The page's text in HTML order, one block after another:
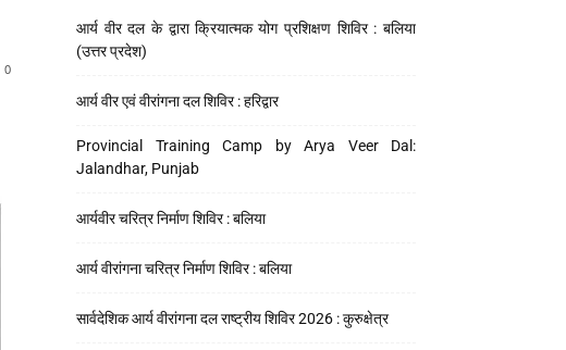
0
आर्य वीर दल के द्वारा क्रियात्मक योग प्रशिक्षण शिविर : बलिया
(उत्तर प्रदेश)
आर्य वीर एवं वीरांगना दल शिविर : हरिद्वार
Provincial Training Camp by Arya Veer Dal:
Jalandhar, Punjab
आर्यवीर चरित्र निर्माण शिविर : बलिया
आर्य वीरांगना चरित्र निर्माण शिविर : बलिया
सार्वदेशिक आर्य वीरांगना दल राष्ट्रीय शिविर 2026 : कुरुक्षेत्र